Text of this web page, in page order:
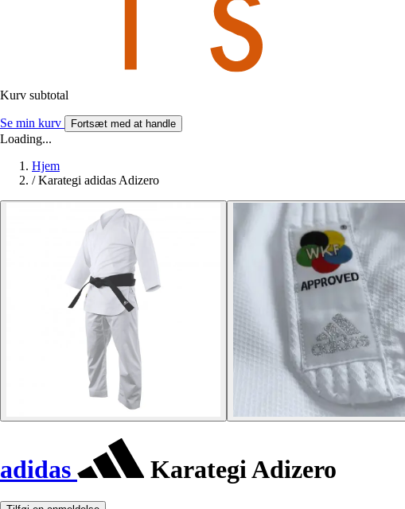
Kurv subtotal
Se min kurv Fortsæt med at handle
Loading...
Hjem
/ Karategi adidas Adizero
adidas Karategi Adizero